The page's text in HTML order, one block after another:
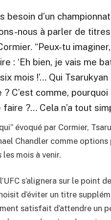
besoin d’un
nous à parler de
“Peux-tu
: ‘Eh bien, je vais me
mois !’… Qui
? C’est comme,
faire ?… Cela n’a tout
évoqué par Cormier,
Chandler comme
mois à venir.
s’alignera sur le point
d’éviter un titre
satisfait d’attendre un